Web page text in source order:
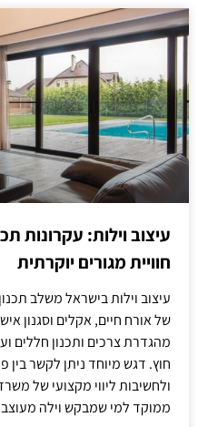
עיצוב וילות: עקרונות
חוויית מגורים יוקרתית
עיצוב וילות בישראל משלב
של אורח חיים, אקלים וסגנון
מהגדרת צרכים ותכנון חללים
חוץ. דגש מיוחד ניתן לקשר בין
ולחשיבות ליווי מקצועי של
ממוקד למי שמבקש וילה